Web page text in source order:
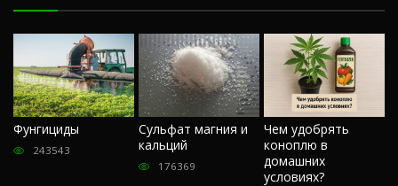
Фунгициды
243543
Сульфат магния и
кальций
176369
Чем удобрять
коноплю в
домашних
условиях?